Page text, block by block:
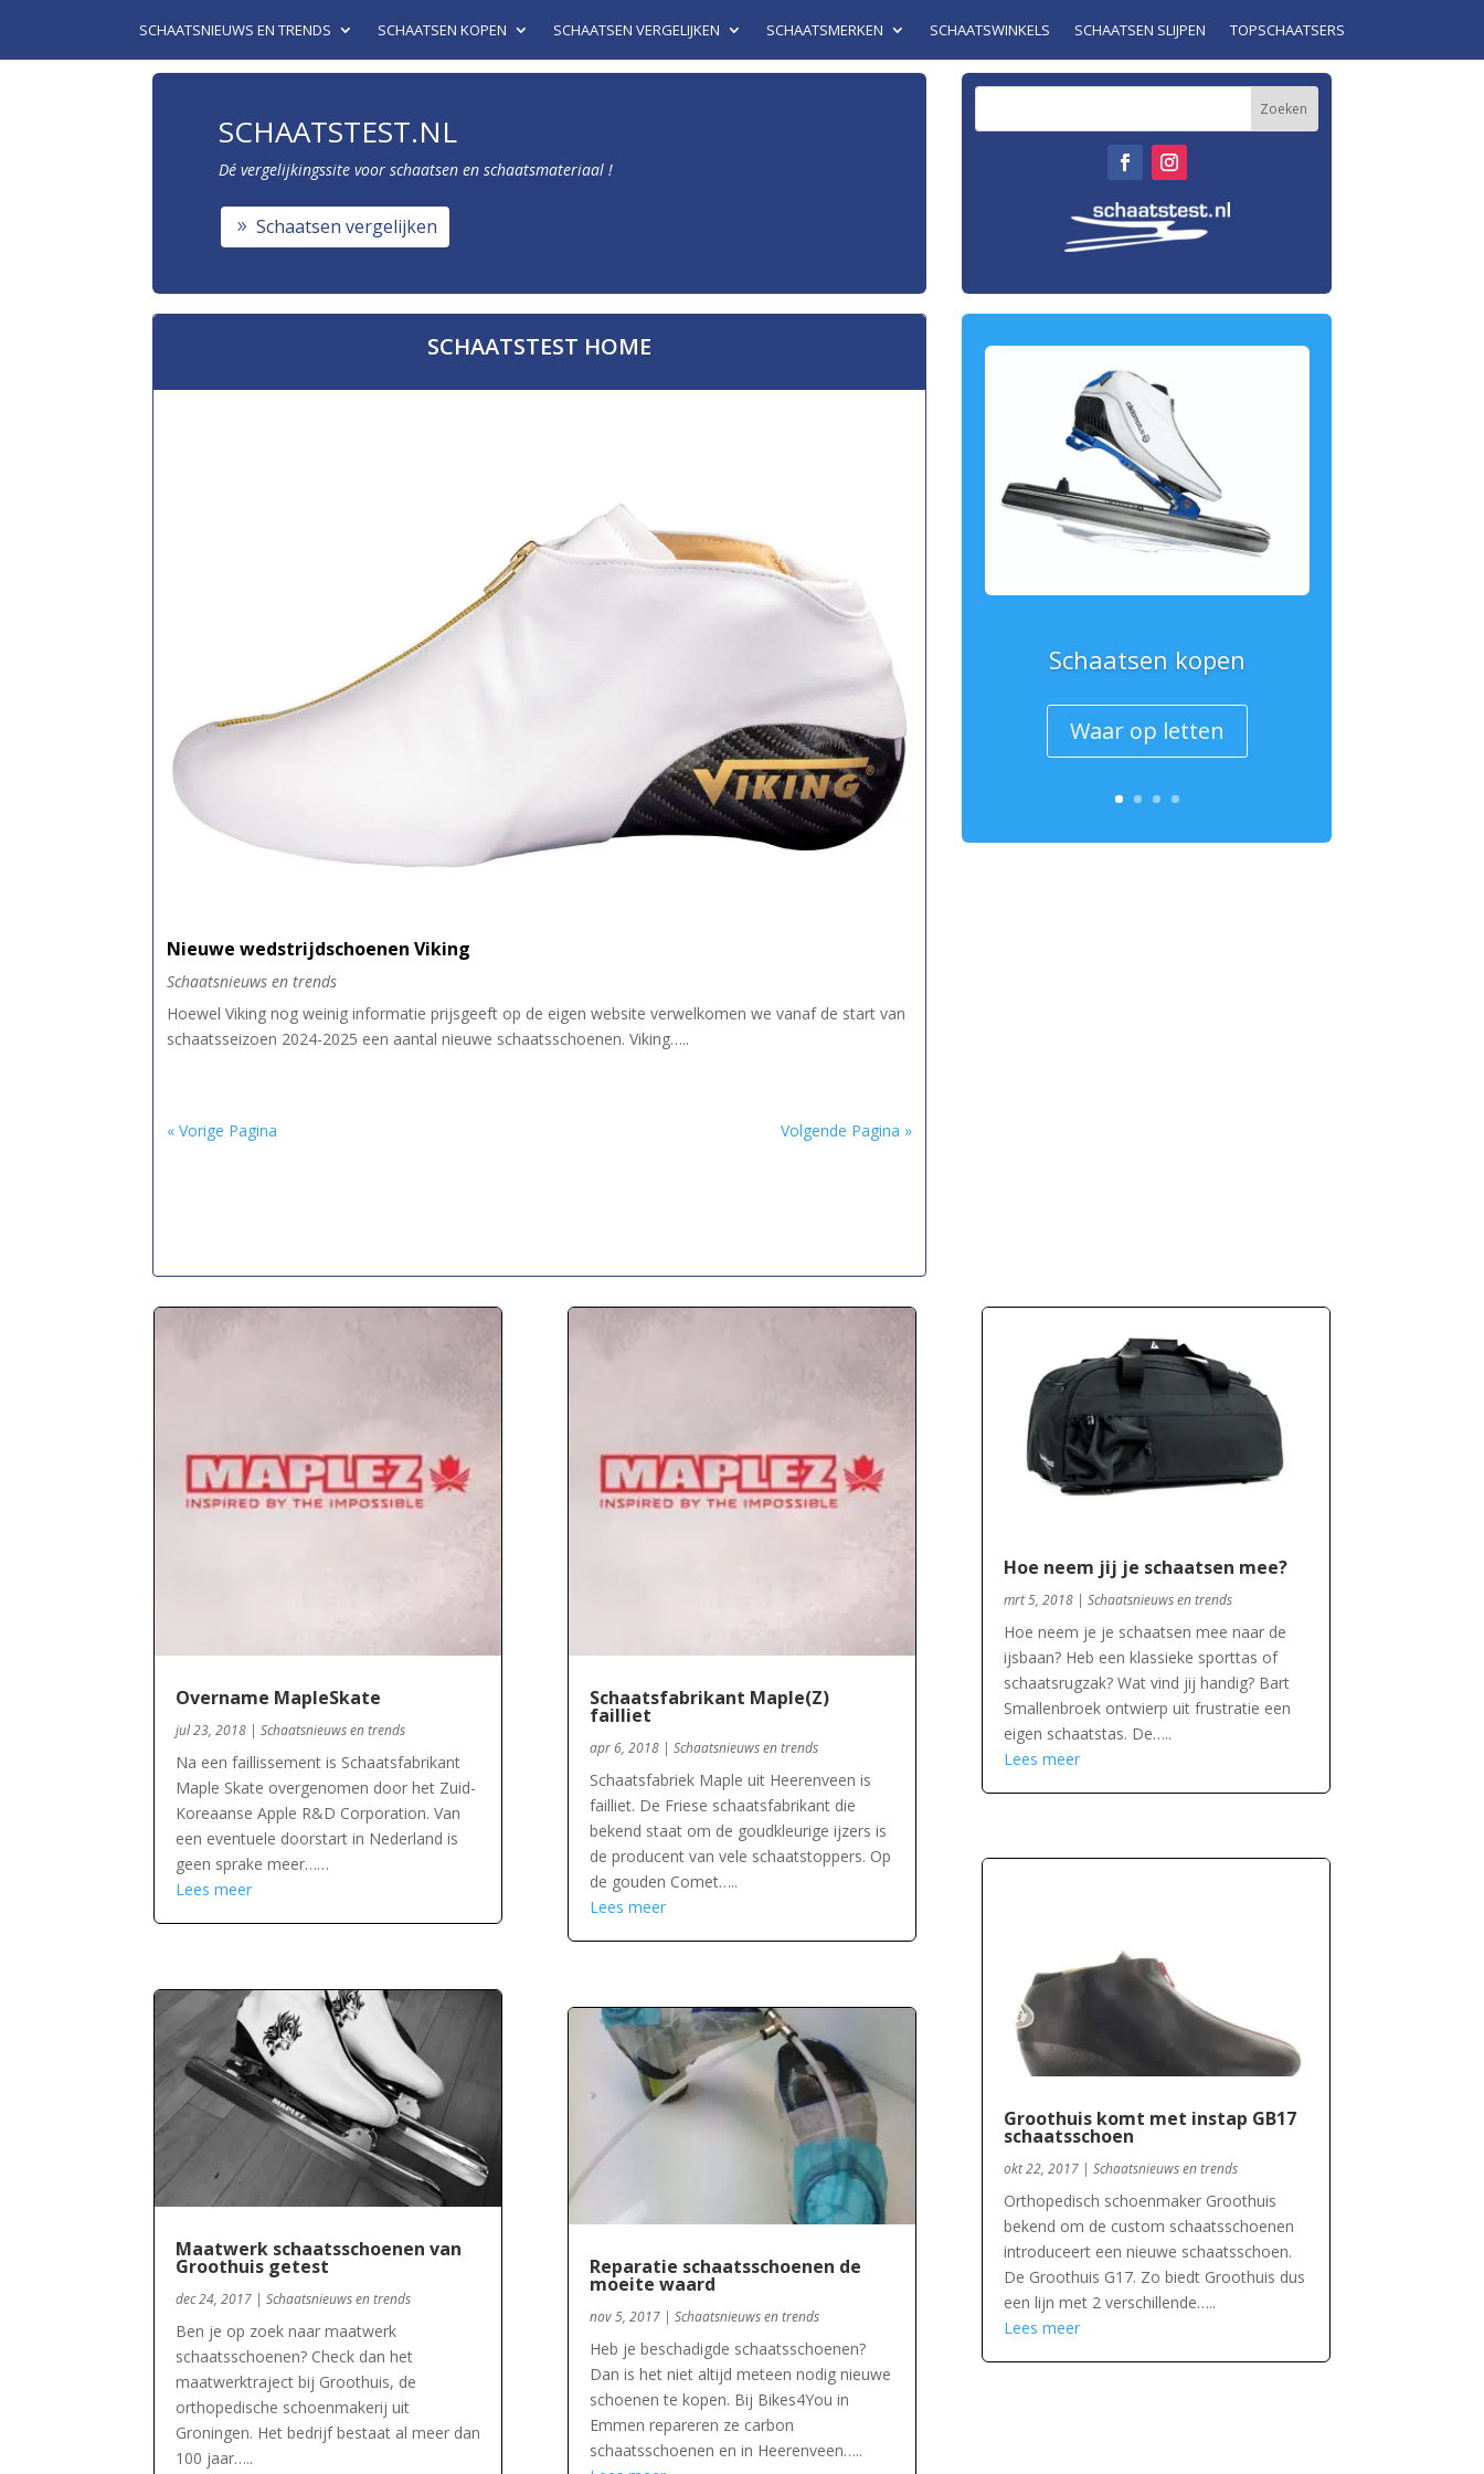
SCHAATSNIEUWS EN TRENDS SCHAATSEN KOPEN SCHAATSEN VERGELIJKEN SCHAATSMERKEN SCHAATSWINKELS SCHAATSEN SLIJPEN TOPSCHAATSERS
SCHAATSTEST.NL
Dé vergelijkingssite voor schaatsen en schaatsmateriaal !
Schaatsen vergelijken
SCHAATSTEST HOME
Nieuwe wedstrijdschoenen Viking
Schaatsnieuws en trends
Hoewel Viking nog weinig informatie prijsgeeft op de eigen website verwelkomen we vanaf de start van
schaatsseizoen 2024-2025 een aantal nieuwe schaatsschoenen. Viking…..
« Vorige Pagina Volgende Pagina »
Schaatsen kopen
Waar op letten
Overname MapleSkate
jul 23, 2018 |Schaatsnieuws en trends
Na een faillissement is Schaatsfabrikant
Maple Skate overgenomen door het Zuid-
Koreaanse Apple R&D Corporation. Van
een eventuele doorstart in Nederland is
geen sprake meer……
Lees meer
Maatwerk schaatsschoenen van
Groothuis getest
dec 24, 2017 |Schaatsnieuws en trends
Ben je op zoek naar maatwerk
schaatsschoenen? Check dan het
maatwerktraject bij Groothuis, de
orthopedische schoenmakerij uit
Groningen. Het bedrijf bestaat al meer dan
100 jaar…..
Schaatsfabrikant Maple(Z)
failliet
apr 6, 2018| Schaatsnieuws en trends
Schaatsfabriek Maple uit Heerenveen is
failliet. De Friese schaatsfabrikant die
bekend staat om de goudkleurige ijzers is
de producent van vele schaatstoppers. Op
de gouden Comet…..
Lees meer
Reparatie schaatsschoenen de
moeite waard
nov 5, 2017| Schaatsnieuws en trends
Heb je beschadigde schaatsschoenen?
Dan is het niet altijd meteen nodig nieuwe
schoenen te kopen. Bij Bikes4You in
Emmen repareren ze carbon
schaatsschoenen en in Heerenveen…..
Hoe neem jij je schaatsen mee?
mrt 5, 2018| Schaatsnieuws en trends
Hoe neem je je schaatsen mee naar de
ijsbaan? Heb een klassieke sporttas of
schaatsrugzak? Wat vind jij handig? Bart
Smallenbroek ontwierp uit frustratie een
eigen schaatstas. De…..
Lees meer
Groothuis komt met instap GB17
schaatsschoen
okt 22, 2017| Schaatsnieuws en trends
Orthopedisch schoenmaker Groothuis
bekend om de custom schaatsschoenen
introduceert een nieuwe schaatsschoen.
De Groothuis G17. Zo biedt Groothuis dus
een lijn met 2 verschillende…..
Lees meer